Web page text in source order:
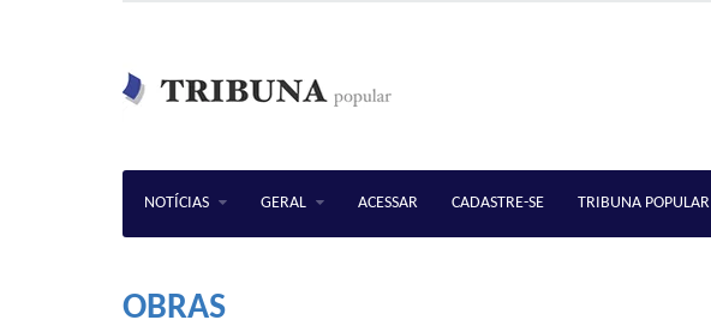
NOTÍCIAS GERAL ACESSAR CADASTRE-SE TRIBUNA POPULAR
OBRAS